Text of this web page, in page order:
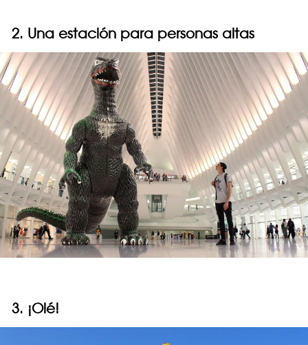
2. Una estación para personas altas
3. ¡Olé!